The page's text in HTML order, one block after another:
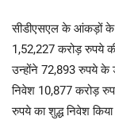
सीडीएसएल के आंकड़ों के
1,52,227 करोड़ रुपये
उन्होंने 72,893 रुपये के
निवेश 10,877 करोड़
रुपये का शुद्ध निवेश